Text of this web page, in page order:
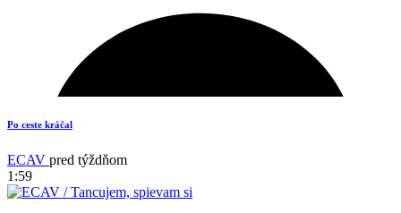
17
Po ceste kráčal
ECAV pred týždňom
1:59